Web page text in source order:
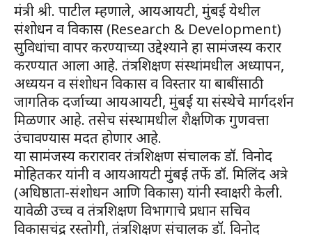
मंत्री श्री. पाटील म्हणाले, आयआयटी, मुंबई येथील
संशोधन व विकास (Research & Development)
सुविधांचा वापर करण्याच्या उद्देश्याने हा सामंजस्य करार
करण्यात आला आहे. तंत्रशिक्षण संस्थांमधील अध्यापन,
अध्ययन व संशोधन विकास व विस्तार या बाबींसाठी
जागतिक दर्जाच्या आयआयटी, मुंबई या संस्थेचे मार्गदर्शन
मिळणार आहे. तसेच संस्थामधील शैक्षणिक गुणवत्ता
उंचावण्यास मदत होणार आहे.
या सामंजस्य करारावर तंत्रशिक्षण संचालक डॉ. विनोद
मोहितकर यांनी व आयआयटी मुंबई तर्फे डॉ. मिलिंद अत्रे
(अधिष्ठाता-संशोधन आणि विकास) यांनी स्वाक्षरी केली.
यावेळी उच्च व तंत्रशिक्षण विभागाचे प्रधान सचिव
विकासचंद्र रस्तोगी, तंत्रशिक्षण संचालक डॉ. विनोद